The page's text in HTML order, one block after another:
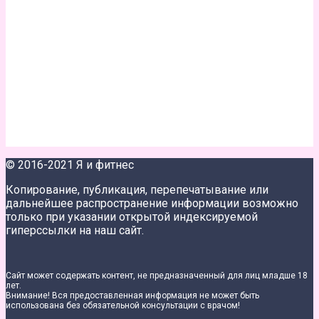
© 2016-2021 Я и фитнес
Копирование, публикация, перепечатывание или
дальнейшее распространение информации возможно
только при указании открытой индексируемой
гиперссылки на наш сайт.
Сайт может содержать контент, не предназначенный для лиц младше 18
лет.
Внимание! Вся предоставленная информация не может быть
использована без обязательной консультации с врачом!